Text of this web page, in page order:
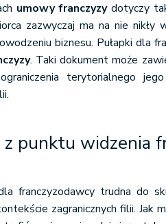
umowy franczyzydotyczy
zazwyczaj ma na nie
biznesu. Pułapki dla
. Taki dokument może
terytorialnego
z punktu widzenia
franczyzodawcy trudna do
zagranicznych filii. Jak